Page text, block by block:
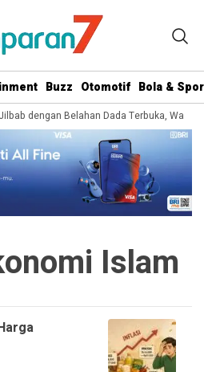
Buzz Otomotif Bola &
dengan Belahan Dada Terbuka,
Islam